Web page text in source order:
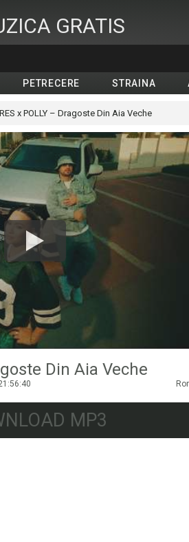
GRATIS
PETRECERE STRAINA
x POLLY – Dragoste Din Aia Veche
Din Aia Veche
MP3